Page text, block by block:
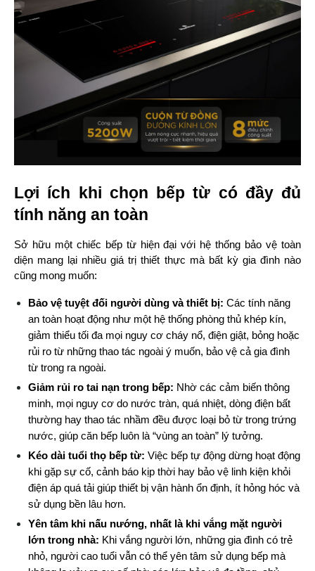
Lợi ích khi chọn bếp từ có đầy đủ
tính năng an toàn
Sở hữu một chiếc bếp từ hiện đại với hệ thống bảo vệ toàn
diện mang lại nhiều giá trị thiết thực mà bất kỳ gia đình nào
cũng mong muốn:
Bảo vệ tuyệt đối người dùng và thiết bị: Các tính năng
an toàn hoạt động như một hệ thống phòng thủ khép kín,
giảm thiểu tối đa mọi nguy cơ cháy nổ, điện giật, bỏng hoặc
rủi ro từ những thao tác ngoài ý muốn, bảo vệ cả gia đình
từ trong ra ngoài.
Giảm rủi ro tai nạn trong bếp: Nhờ các cảm biến thông
minh, mọi nguy cơ do nước tràn, quá nhiệt, dòng điện bất
thường hay thao tác nhầm đều được loại bỏ từ trong trứng
nước, giúp căn bếp luôn là “vùng an toàn” lý tưởng.
Kéo dài tuổi thọ bếp từ: Việc bếp tự động dừng hoạt động
khi gặp sự cố, cảnh báo kịp thời hay bảo vệ linh kiện khỏi
điện áp quá tải giúp thiết bị vận hành ổn định, ít hỏng hóc và
sử dụng bền lâu hơn.
Yên tâm khi nấu nướng, nhất là khi vắng mặt người
lớn trong nhà: Khi vắng người lớn, những gia đình có trẻ
nhỏ, người cao tuổi vẫn có thể yên tâm sử dụng bếp mà